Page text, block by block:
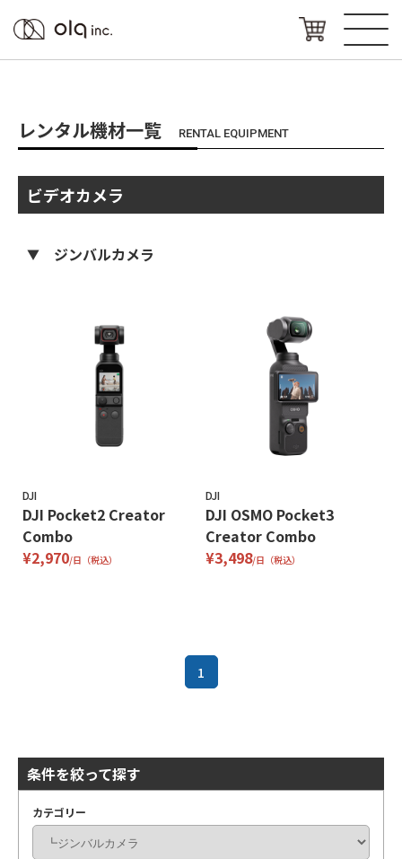
レンタル機材一覧 RENTAL EQUIPMENT
ビデオカメラ
ジンバルカメラ
DJI
DJI Pocket2 Creator
Combo
¥2,970/日（税込）
DJI
DJI OSMO Pocket3
Creator Combo
¥3,498/日（税込）
1
条件を絞って探す
カテゴリー